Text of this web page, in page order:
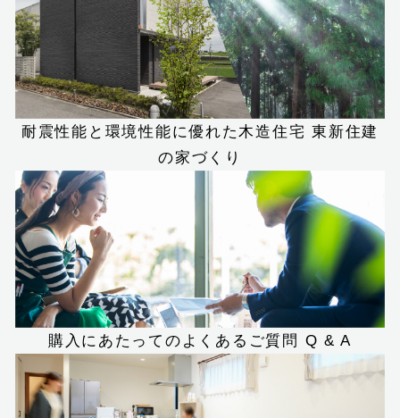
耐震性能と環境性能に優れた木造住宅 東新住建
の家づくり
購入にあたってのよくあるご質問 Q & A